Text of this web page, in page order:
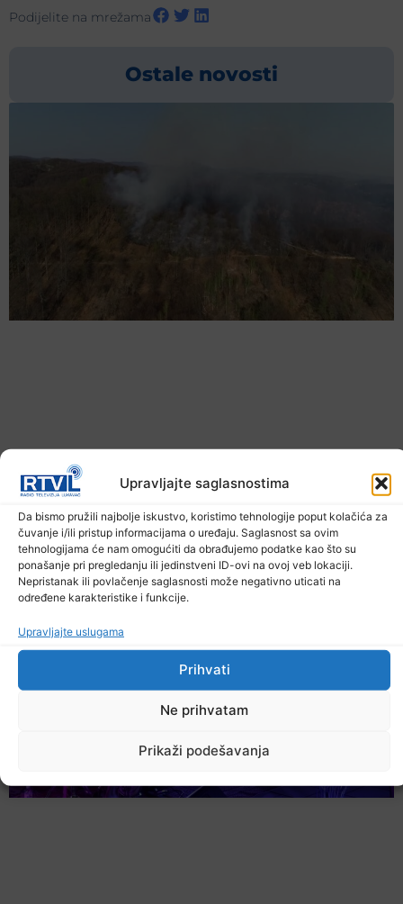
Upravljajte saglasnostima
Da bismo pružili najbolje iskustvo, koristimo tehnologije poput kolačića za
čuvanje i/ili pristup informacijama o uređaju. Saglasnost sa ovim
tehnologijama će nam omogućiti da obrađujemo podatke kao što su
ponašanje pri pregledanju ili jedinstveni ID-ovi na ovoj veb lokaciji.
Nepristanak ili povlačenje saglasnosti može negativno uticati na
određene karakteristike i funkcije.
Upravljajte uslugama
Prihvati
Ne prihvatam
Prikaži podešavanja
Podijelite na mrežama
Ostale novosti
U TK povećan broj požara
7. Augusta 2026.